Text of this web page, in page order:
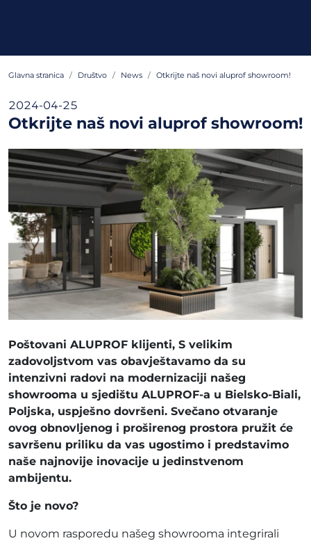
Glavna stranica Društvo News Otkrijte naš novi aluprof showroom!
2024-04-25
Otkrijte naš novi aluprof showroom!
Poštovani ALUPROF klijenti, S velikim
zadovoljstvom vas obavještavamo da su
intenzivni radovi na modernizaciji našeg
showrooma u sjedištu ALUPROF-a u Bielsko-Biali,
Poljska, uspješno dovršeni. Svečano otvaranje
ovog obnovljenog i proširenog prostora pružit će
savršenu priliku da vas ugostimo i predstavimo
naše najnovije inovacije u jedinstvenom
ambijentu.
Što je novo?
U novom rasporedu našeg showrooma integrirali